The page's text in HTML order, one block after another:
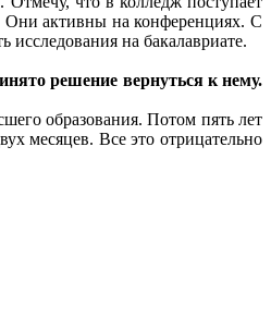
Они активны на конференциях. С
на бакалавриате.
решение вернуться к нему.
образования. Потом пять лет
месяцев. Все это отрицательно